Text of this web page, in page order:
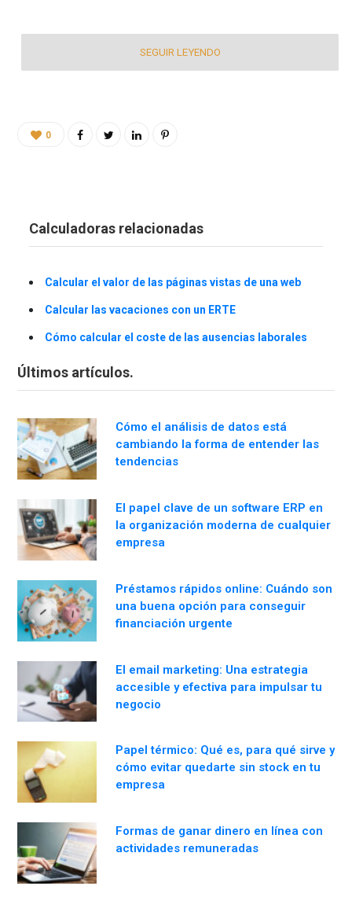
SEGUIR LEYENDO
0
Calculadoras relacionadas
Calcular el valor de las páginas vistas de una web
Calcular las vacaciones con un ERTE
Cómo calcular el coste de las ausencias laborales
Últimos artículos.
Cómo el análisis de datos está
cambiando la forma de entender las
tendencias
El papel clave de un software ERP en
la organización moderna de cualquier
empresa
Préstamos rápidos online: Cuándo son
una buena opción para conseguir
financiación urgente
El email marketing: Una estrategia
accesible y efectiva para impulsar tu
negocio
Papel térmico: Qué es, para qué sirve y
cómo evitar quedarte sin stock en tu
empresa
Formas de ganar dinero en línea con
actividades remuneradas